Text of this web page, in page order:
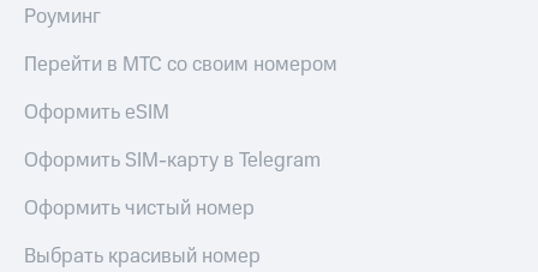
Роуминг
Перейти в МТС со своим номером
Оформить eSIM
Оформить SIM-карту в Telegram
Оформить чистый номер
Выбрать красивый номер